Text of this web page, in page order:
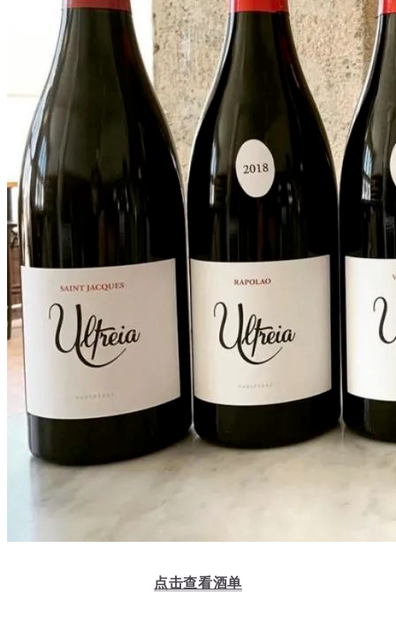
点击查看酒单